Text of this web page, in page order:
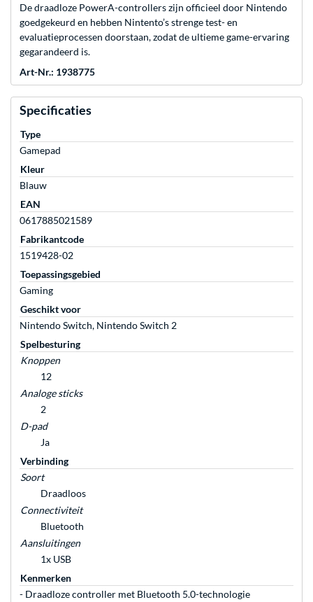
De draadloze PowerA-controllers zijn officieel door Nintendo
goedgekeurd en hebben Nintento’s strenge test- en
evaluatieprocessen doorstaan, zodat de ultieme game-ervaring
gegarandeerd is.
Art-Nr.: 1938775
Specificaties
Type
Gamepad
Kleur
Blauw
EAN
0617885021589
Fabrikantcode
1519428-02
Toepassingsgebied
Gaming
Geschikt voor
Nintendo Switch, Nintendo Switch 2
Spelbesturing
Knoppen
12
Analoge sticks
2
D-pad
Ja
Verbinding
Soort
Draadloos
Connectiviteit
Bluetooth
Aansluitingen
1x USB
Kenmerken
- Draadloze controller met Bluetooth 5.0-technologie